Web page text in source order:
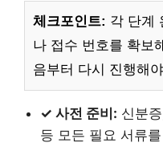
체크포인트: 각 단계
나 접수 번호를 확보
음부터 다시 진행해
✓ 사전 준비: 신분
등 모든 필요 서류